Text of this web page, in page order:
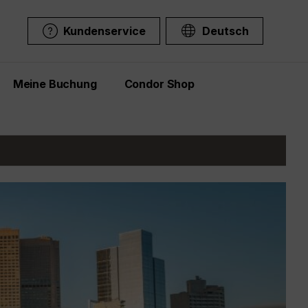
Kundenservice Deutsch
Meine Buchung Condor Shop